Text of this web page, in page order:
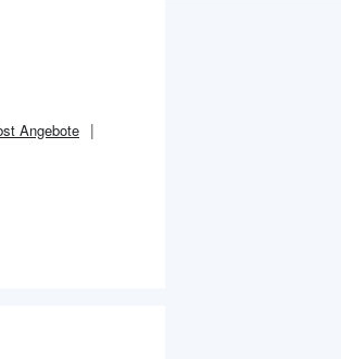
Angebote